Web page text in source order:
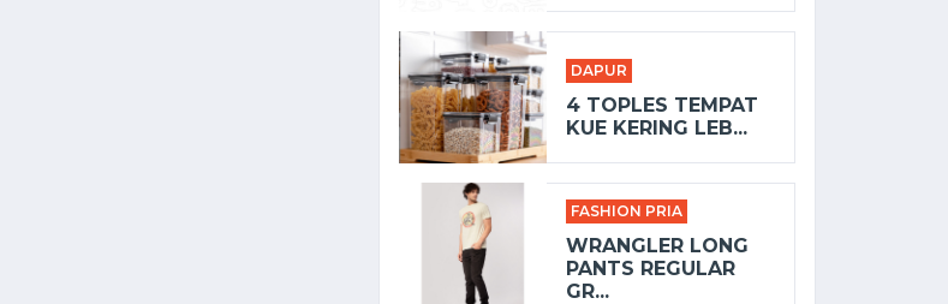
DAPUR
4 TOPLES TEMPAT
KUE KERING LEB...
FASHION PRIA
WRANGLER LONG
PANTS REGULAR
GR...